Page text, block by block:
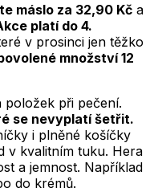
máslo za 32,90 Kč a
platí do 4.
v prosinci jen těžko
množství 12
položek při pečení.
se nevyplatí šetřit.
i plněné košíčky
v kvalitním tuku. Hera
a jemnost. Například
do krémů.